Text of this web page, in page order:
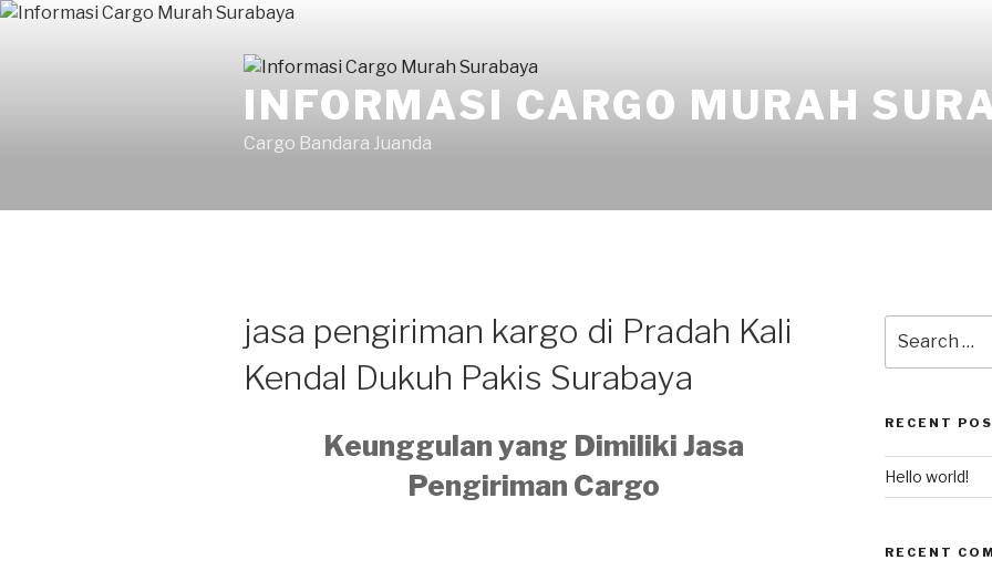
INFORMASI CARGO MURAH
Cargo Bandara Juanda
jasa pengiriman kargo di Pradah Kali
Kendal Dukuh Pakis Surabaya
Keunggulan yang Dimiliki Jasa
Pengiriman Cargo
RECENT
Hello world!
RECENT